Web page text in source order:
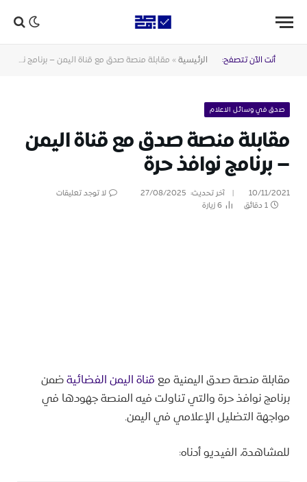
أنت الآن تتصفح: الرئيسية » مقابلة منصة صدق مع قناة اليمن – برنامج نوافذ حرة
صدق في وسائل الاعلام
مقابلة منصة صدق مع قناة اليمن
– برنامج نوافذ حرة
10/11/2021 آخر تحديث: 27/08/2025
لا توجد تعليقات
1 دقائق
6زيارة
مقابلة منصة صدق اليمنية مع قناة اليمن الفضائيةضمن
برنامج نوافذ حرة والتي تناولت فيه المنصة جهودها في
مواجهة التضليل الإعلامي في اليمن.
للمشاهدة، الفيديو أدناه: